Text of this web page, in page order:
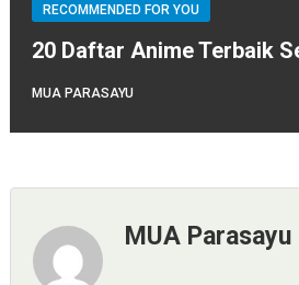
RECOMMENDED FOR YOU
20 Daftar Anime Terbaik
MUA PARASAYU
MUA Parasayu